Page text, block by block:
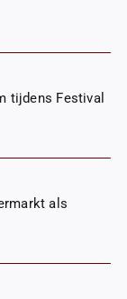
tijdens Festival
als